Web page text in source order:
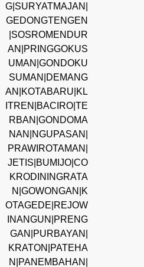
G|SURYATMAJAN|
GEDONGTENGEN
|SOSROMENDUR
AN|PRINGGOKUS
UMAN|GONDOKU
SUMAN|DEMANG
AN|KOTABARU|KL
ITREN|BACIRO|TE
RBAN|GONDOMA
NAN|NGUPASAN|
PRAWIROTAMAN|
JETIS|BUMIJO|CO
KRODININGRATA
N|GOWONGAN|K
OTAGEDE|REJOW
INANGUN|PRENG
GAN|PURBAYAN|
KRATON|PATEHA
N|PANEMBAHAN|